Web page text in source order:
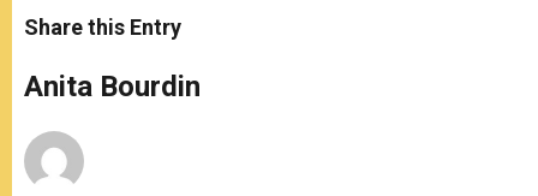
t
s
p
p
s
e
g
e
e
b
o
k
r
Share this Entry
Anita Bourdin